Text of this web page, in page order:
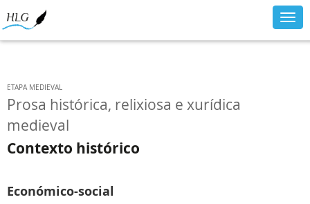
ETAPA MEDIEVAL
Prosa histórica, relixiosa e xurídica
medieval
Contexto histórico
Económico-social